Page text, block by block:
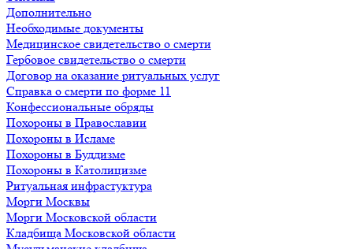
Дополнительно
Необходимые документы
Медицинское свидетельство о смерти
Гербовое свидетельство о смерти
Договор на оказание ритуальных услуг
Справка о смерти по форме 11
Конфессиональные обряды
Похороны в Православии
Похороны в Исламе
Похороны в Буддизме
Похороны в Католицизме
Ритуальная инфрастуктура
Морги Москвы
Морги Московской области
Кладбища Московской области